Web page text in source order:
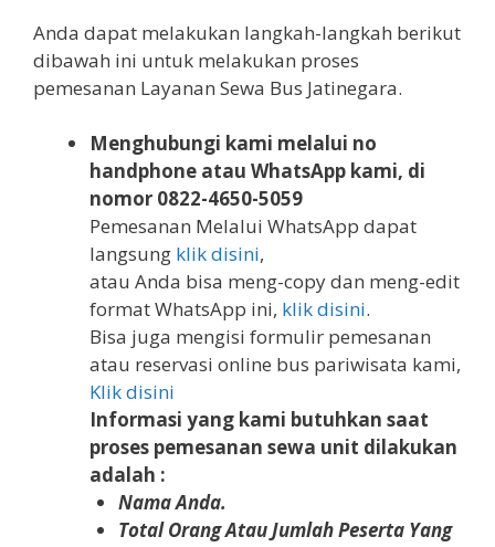
Anda dapat melakukan langkah-langkah berikut
dibawah ini untuk melakukan proses
pemesanan Layanan Sewa Bus Jatinegara.
Menghubungi kami melalui no
handphone atau WhatsApp kami, di
nomor 0822-4650-5059
Pemesanan Melalui WhatsApp dapat
langsung klik disini,
atau Anda bisa meng-copy dan meng-edit
format WhatsApp ini, klik disini.
Bisa juga mengisi formulir pemesanan
atau reservasi online bus pariwisata kami,
Klik disini
Informasi yang kami butuhkan saat
proses pemesanan sewa unit dilakukan
adalah :
Nama Anda.
Total Orang Atau Jumlah Peserta Yang